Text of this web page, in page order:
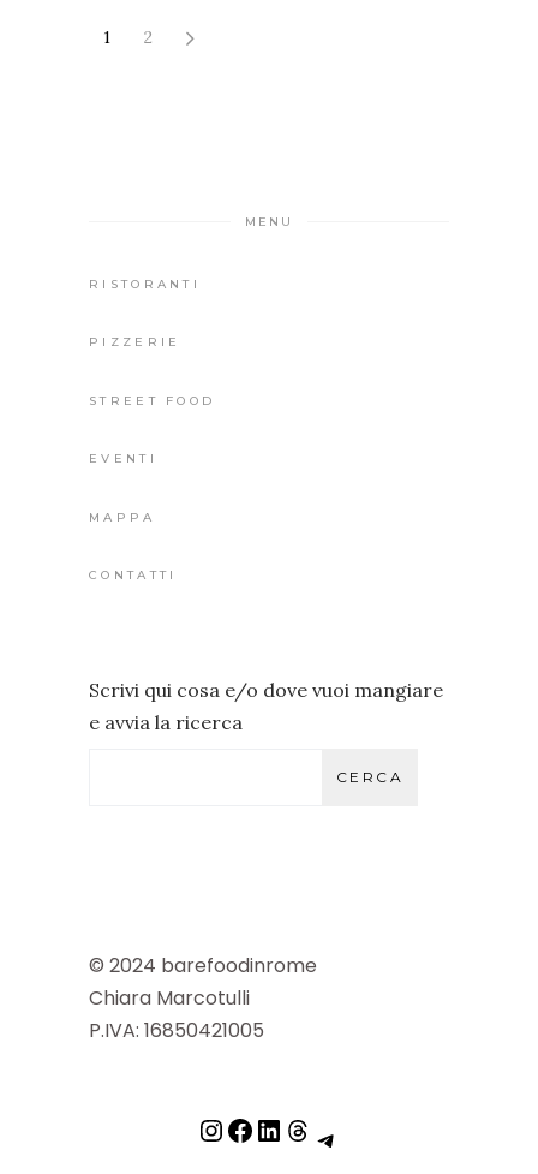
1 2
MENU
RISTORANTI
PIZZERIE
STREET FOOD
EVENTI
MAPPA
CONTATTI
Scrivi qui cosa e/o dove vuoi mangiare
e avvia la ricerca
CERCA
© 2024 barefoodinrome
Chiara Marcotulli
P.IVA: 16850421005
INSTAGRAM
FACEBOOK
LINKEDIN